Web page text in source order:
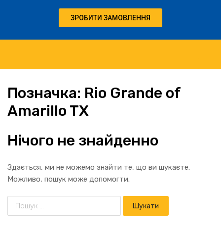
ЗРОБИТИ ЗАМОВЛЕННЯ
Позначка: Rio Grande of
Amarillo TX
Нічого не знайденно
Здається, ми не можемо знайти те, що ви шукаєте.
Можливо, пошук може допомогти.